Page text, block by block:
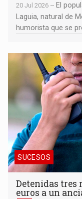
20 Jul 2026 ~ El
Laguia, natural de
humorista que se
Detenidas tres
Mota del Cuervo
SUCESOS
Detenidas tres
euros a un